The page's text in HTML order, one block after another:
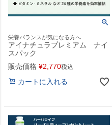
栄養バランスが気になる方へ
アイナチュラプレミアム ナイ
スパック
販売価格 ¥2,770税込
カートに入れる